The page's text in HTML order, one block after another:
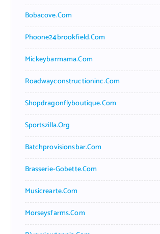
Bobacove.com
Phoone24brookfield.com
Mickeybarmama.com
Roadwayconstructioninc.com
Shopdragonflyboutique.com
Sportszilla.org
Batchprovisionsbar.com
Brasserie-Gobette.com
Musicrearte.com
Morseysfarms.com